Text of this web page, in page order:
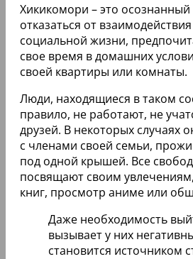
Хикикомори – это
отказаться от
социальной жизни,
свое время в домашних
своей квартиры или комнаты.
Люди, находящиеся в таком
правило, не работают, не
друзей. В некоторых случаях
с членами своей семьи,
под одной крышей. Все
посвящают своим
книг, просмотр аниме или
Даже необходимость
вызывает у них
становится источником